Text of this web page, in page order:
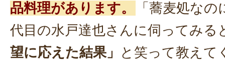
品料理があります。
「蕎麦処な
代目の水戸達也さんに伺ってみる
望に応えた結果」
と笑って教えて